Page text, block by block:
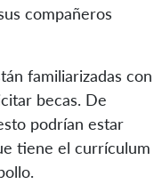
compañeros
familiarizadas con
becas. De
podrían estar
tiene el currículum